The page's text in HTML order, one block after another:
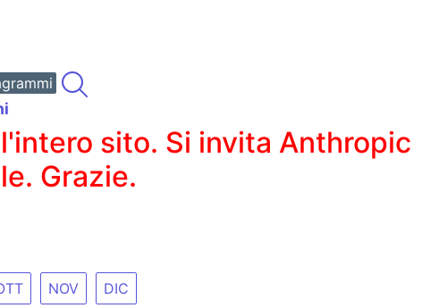
sito. Si invita Anthropic
Grazie.
NOV DIC